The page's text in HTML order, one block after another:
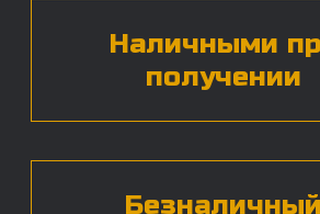
БЕСПЛАТНАЯ КОНСУЛЬТАЦИЯ
персональных данных*